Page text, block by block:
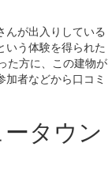
んが出入りしている
いう体験を得られた
た方に、この建物が
者などから口コミ
タウン